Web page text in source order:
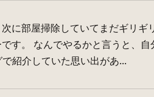
に部屋掃除していてまだギリギ
す。 なんでやるかと言うと、
紹介していた思い出があ...